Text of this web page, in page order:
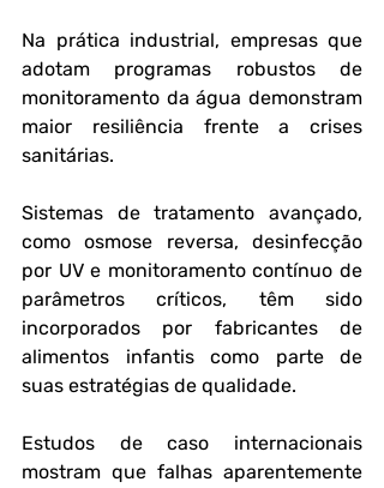
Na prática industrial, empresas que
adotam programas robustos de
monitoramento da água demonstram
maior resiliência frente a crises
sanitárias.
Sistemas de tratamento avançado,
como osmose reversa, desinfecção
por UV e monitoramento contínuo de
parâmetros críticos, têm sido
incorporados por fabricantes de
alimentos infantis como parte de
suas estratégias de qualidade.
Estudos de caso internacionais
mostram que falhas aparentemente